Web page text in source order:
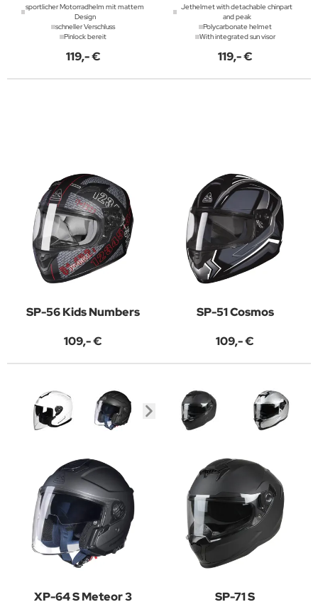
sportlicher Motorradhelm mit mattem
Design
schneller Verschluss
Pinlock bereit
119,- €
Jethelmet with detachable chinpart
and peak
Polycarbonate helmet
With integrated sun visor
119,- €
SP-56 Kids Numbers
109,- €
SP-51 Cosmos
109,- €
XP-64 S Meteor 3 SP-71 S